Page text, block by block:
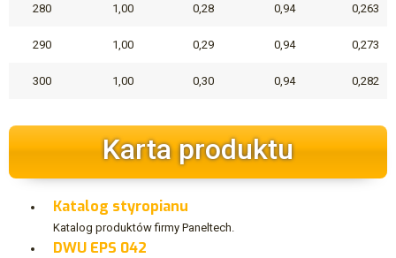
280 1,00 0,28 0,94 0,263
290 1,00 0,29 0,94 0,273
300 1,00 0,30 0,94 0,282
Karta produktu
Katalog styropianu
Katalog produktów firmy Paneltech.
DWU EPS 042